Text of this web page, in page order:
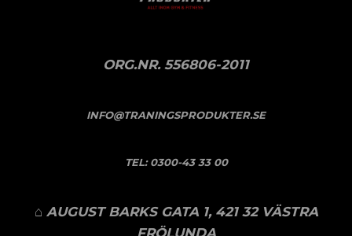
ORG.NR. 556806-2011
INFO@TRANINGSPRODUKTER.SE
TEL:0300-43 33 00
⌂ AUGUST BARKS GATA 1, 421 32 VÄSTRA